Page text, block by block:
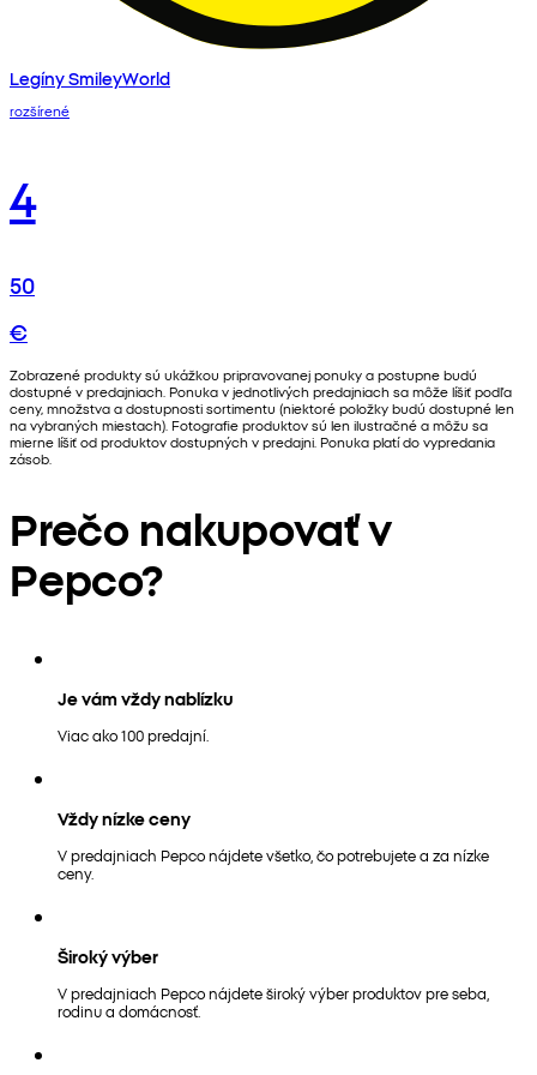
Legíny SmileyWorld
rozšírené
4
50
€
Zobrazené produkty sú ukážkou pripravovanej ponuky a postupne budú
dostupné v predajniach. Ponuka v jednotlivých predajniach sa môže líšiť podľa
ceny, množstva a dostupnosti sortimentu (niektoré položky budú dostupné len
na vybraných miestach). Fotografie produktov sú len ilustračné a môžu sa
mierne líšiť od produktov dostupných v predajni. Ponuka platí do vypredania
zásob.
Prečo nakupovať v
Pepco?
Je vám vždy nablízku
Viac ako 100 predajní.
Vždy nízke ceny
V predajniach Pepco nájdete všetko, čo potrebujete a za nízke
ceny.
Široký výber
V predajniach Pepco nájdete široký výber produktov pre seba,
rodinu a domácnosť.